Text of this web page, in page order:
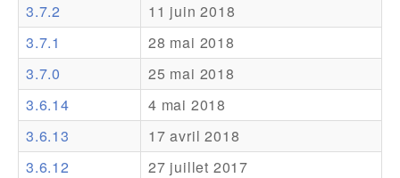
Ressources
Addons
Theme Packs
Translation Packs
Support
3.7.2
11 juin 2018
3.7.1
28 mai 2018
3.7.0
25 mai 2018
3.6.14
4 mai 2018
3.6.13
17 avril 2018
3.6.12
27 juillet 2017